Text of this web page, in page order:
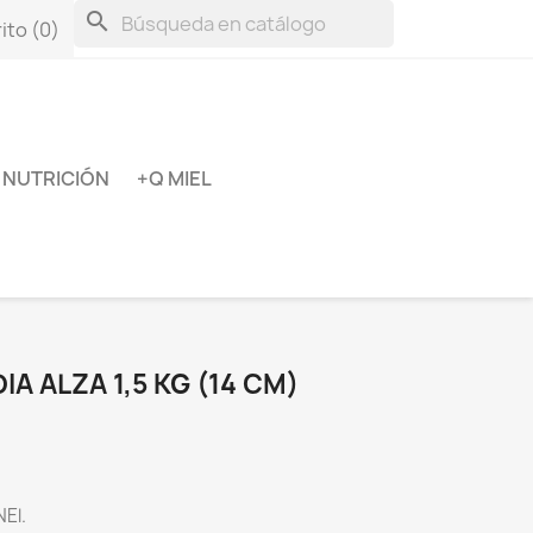
(0) search
NUTRICIÓN +Q MIEL
ALZA 1,5 KG (14 CM)